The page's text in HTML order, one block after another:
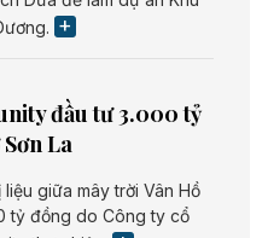
đầu tư 3.000 tỷ
La
giữa mây trời Vân Hồ
tỷ đồng do Công ty cổ